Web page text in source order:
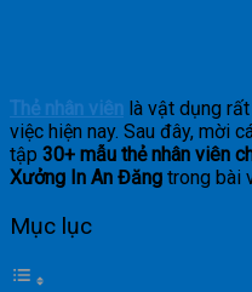
Thẻ nhân viên là vật dụng
việc hiện nay. Sau đây, mời
tập 30+ mẫu thẻ nhân viên
Xưởng In An Đăng trong bài
Mục lục